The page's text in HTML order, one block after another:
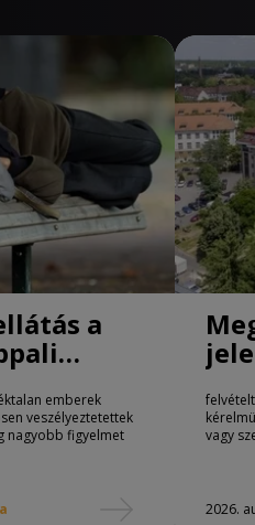
a
emberek
veszélyeztetettek
nagyobb figyelmet
vagy
2026.